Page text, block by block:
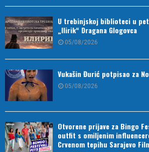
U trebinjskoj biblioteci u
„Ilirik“ Dragana Glogovca
05/08/2026
Vukašin Đurić potpisao za
05/08/2026
Otvorene prijave za Bingo
outfit s omiljenim
Crvenom tepihu Sarajevo